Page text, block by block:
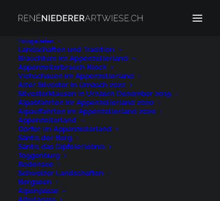
Fotogalerien
Landschaften und Tradition
Brauchtum im Appenzellerland
Appenzellerbrauch Bloch
Viehschauen im Appenzellerland
Alter Silvester in Urnäsch 2022
Silvesterklausen in Urnäsch Dezember 2019
Alpabfahrten im Appenzellerland 2020
Alpauffahrten im Appenzellerland 2020
Appenzellerland
Dörfer im Appenzellerland
Säntis der Berg
Säntis das Gipfelerlebnis
Toggenburg
Bodensee
Schweizer Landschaften
Bergseen
Alpenpässe
Passwortgeschützte
Seite
Dieser Inhalt ist passwortgeschützt. Bitte geben Sie
Ihr Passwort ein, um ihn anzusehen: